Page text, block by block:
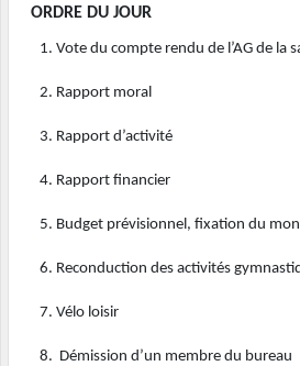
ORDRE DU JOUR
1. Vote du compte rendu de l’AG de la
2. Rapport moral
3. Rapport d’activité
4. Rapport financier
5. Budget prévisionnel, fixation du
6. Reconduction des activités
7. Vélo loisir
8. Démission d’un membre du bureau